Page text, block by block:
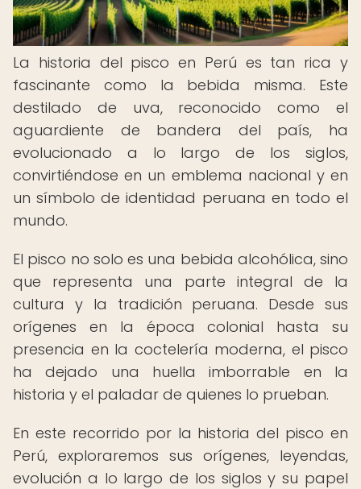
La historia del pisco en Perú es tan rica y
fascinante como la bebida misma. Este
destilado de uva, reconocido como el
aguardiente de bandera del país, ha
evolucionado a lo largo de los siglos,
convirtiéndose en un emblema nacional y en
un símbolo de identidad peruana en todo el
mundo.
El pisco no solo es una bebida alcohólica, sino
que representa una parte integral de la
cultura y la tradición peruana. Desde sus
orígenes en la época colonial hasta su
presencia en la coctelería moderna, el pisco
ha dejado una huella imborrable en la
historia y el paladar de quienes lo prueban.
En este recorrido por la historia del pisco en
Perú, exploraremos sus orígenes, leyendas,
evolución a lo largo de los siglos y su papel